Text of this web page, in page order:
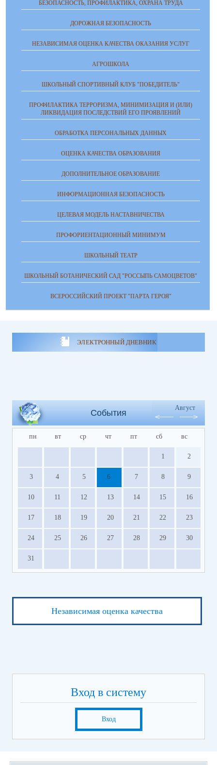
БЕЗОПАСНОСТЬ, ПРОФИЛАКТИКА, ОХРАНА ТРУДА
ДОРОЖНАЯ БЕЗОПАСНОСТЬ
НЕЗАВИСИМАЯ ОЦЕНКА КАЧЕСТВА ОКАЗАНИЯ УСЛУГ
АГРОШКОЛА
ШКОЛЬНЫЙ СПОРТИВНЫЙ КЛУБ "ПОБЕДИТЕЛЬ"
ПРОФИЛАКТИКА ТЕРРОРИЗМА, МИНИМИЗАЦИЯ И (ИЛИ)
ЛИКВИДАЦИЯ ПОСЛЕДСТВИЙ ЕГО ПРОЯВЛЕНИЙ
ОБРАБОТКА ПЕРСОНАЛЬНЫХ ДАННЫХ
ОЦЕНКА КАЧЕСТВА ОБРАЗОВАНИЯ
ДОПОЛНИТЕЛЬНОЕ ОБРАЗОВАНИЕ
ИНФОРМАЦИОННАЯ БЕЗОПАСНОСТЬ
ЦЕЛЕВАЯ МОДЕЛЬ НАСТАВНИЧЕСТВА
ПРОФОРИЕНТАЦИОННЫЙ МИНИМУМ
ШКОЛЬНЫЙ ТЕАТР
ШКОЛЬНЫЙ БОТАНИЧЕСКИЙ САД "РОССЫПЬ САМОЦВЕТОВ"
ВСЕРОССИЙСКИЙ ПРОЕКТ "ПАРТА ГЕРОЯ"
ЭЛЕКТРОННЫЙ ДНЕВНИК
События
Август
пн вт ср чт пт сб вс
1 2
3 4 5 6 7 8 9
10 11 12 13 14 15 16
17 18 19 20 21 22 23
24 25 26 27 28 29 30
31
Независимая оценка качества
Вход в систему
Вход